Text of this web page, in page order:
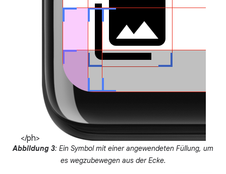
</ph>
Abbildung 3: Ein Symbol mit einer angewendeten Füllung, um
es wegzubewegen aus der Ecke.